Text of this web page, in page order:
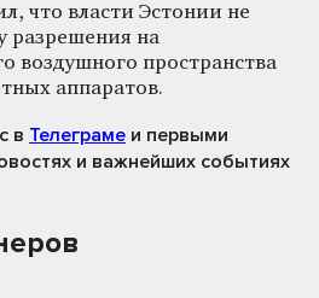
что власти Эстонии не
разрешения на
воздушного пространства
аппаратов.
в Телеграме и первыми
и важнейших событиях